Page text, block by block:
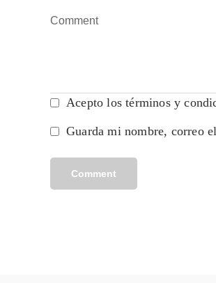
Acepto los términos y
Guarda mi nombre, correo